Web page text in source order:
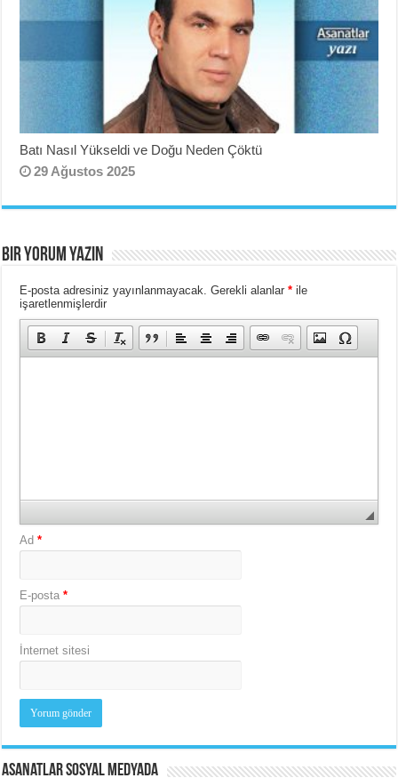
Batı Nasıl Yükseldi ve Doğu Neden Çöktü
29 Ağustos 2025
BIR YORUM YAZIN
E-posta adresiniz yayınlanmayacak. Gerekli alanlar* ile
işaretlenmişlerdir
Ad*
E-posta*
İnternet sitesi
Asanatlar Sosyal Medyada